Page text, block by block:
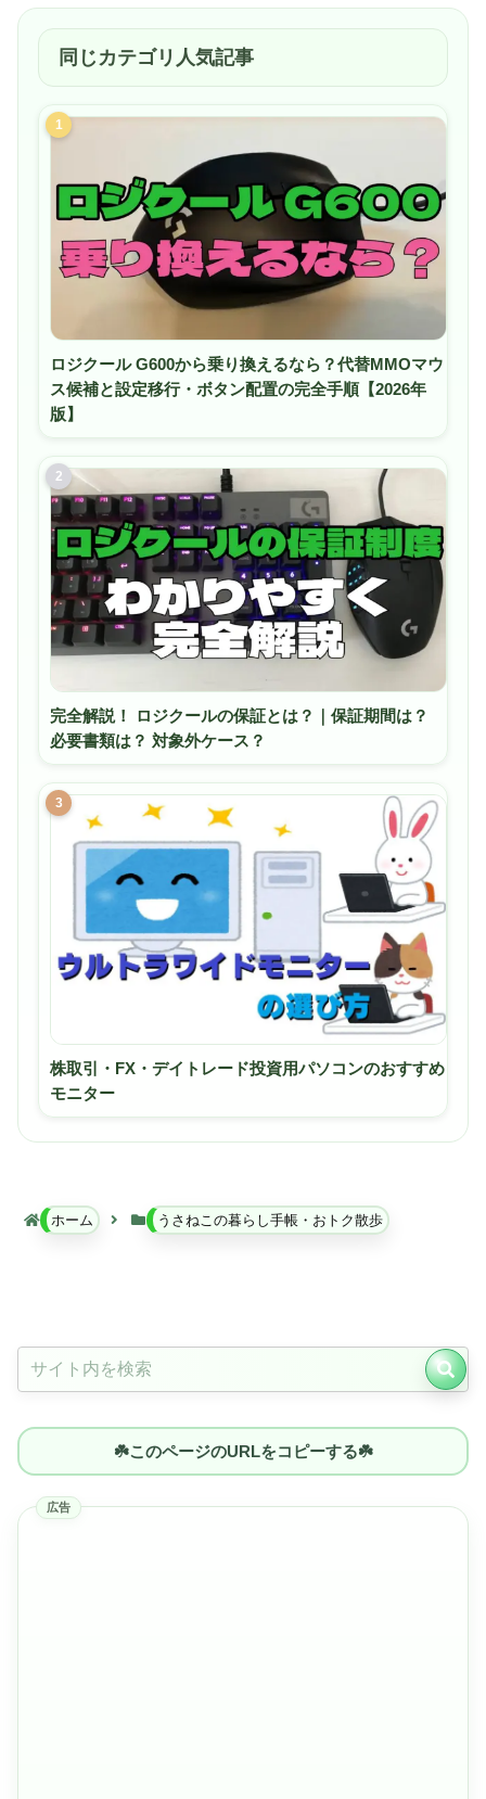
同じカテゴリ人気記事
1
ロジクール G600から乗り換えるなら？代替MMOマウ
ス候補と設定移行・ボタン配置の完全手順【2026年
版】
2
完全解説！ ロジクールの保証とは？｜保証期間は？
必要書類は？ 対象外ケース？
3
株取引・FX・デイトレード投資用パソコンのおすすめ
モニター
ホーム うさねこの暮らし手帳・おトク散歩
☘️このページのURLをコピーする☘️
広告